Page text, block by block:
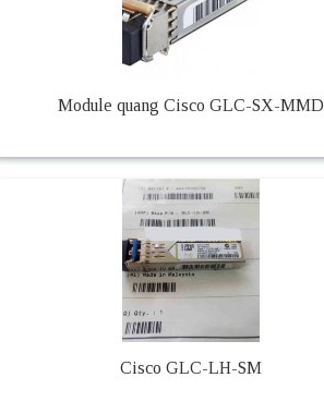
Module quang Cisco GLC-SX-MMD
Cisco GLC-LH-SM